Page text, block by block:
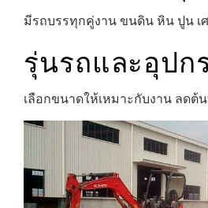
มีรถบรรทุกคู่งาน ขนดิน หิน ปูน เ
รุ่นรถและอุป
เลือกขนาดให้เหมาะกับงาน ลดต้